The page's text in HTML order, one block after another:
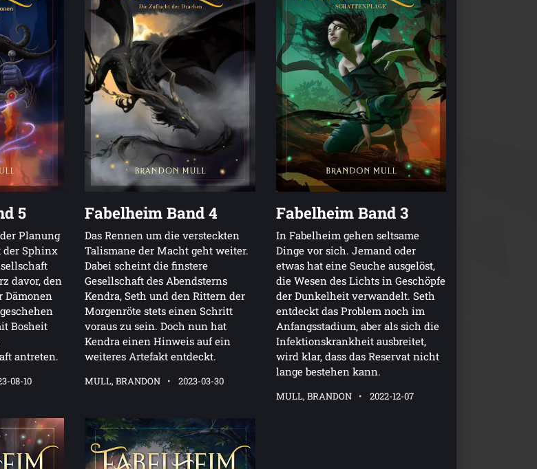
5
Planung
der Sphinx
davor, den
Dämonen
Bosheit
antreten.
08-10
Fabelheim Band 4
Das Rennen um die versteckten
Talismane der Macht geht weiter.
Dabei scheint die finstere
Gesellschaft des Abendsterns
Kendra, Seth und den Rittern der
Morgenröte stets einen Schritt
voraus zu sein. Doch nun hat
Kendra einen Hinweis auf ein
weiteres Artefakt entdeckt.
MULL, BRANDON 2023-03-30
Fabelheim Band 3
In Fabelheim gehen seltsame
Dinge vor sich. Jemand oder
etwas hat eine Seuche ausgelöst,
die Wesen des Lichts in Geschöpfe
der Dunkelheit verwandelt. Seth
entdeckt das Problem noch im
Anfangsstadium, aber als sich die
Infektionskrankheit ausbreitet,
wird klar, dass das Reservat nicht
lange bestehen kann.
MULL, BRANDON 2022-12-07